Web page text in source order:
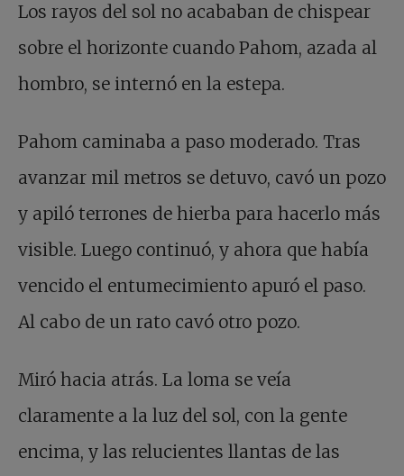
Los rayos del sol no acababan de chispear
sobre el horizonte cuando Pahom, azada al
hombro, se internó en la estepa.
Pahom caminaba a paso moderado. Tras
avanzar mil metros se detuvo, cavó un pozo
y apiló terrones de hierba para hacerlo más
visible. Luego continuó, y ahora que había
vencido el entumecimiento apuró el paso.
Al cabo de un rato cavó otro pozo.
Miró hacia atrás. La loma se veía
claramente a la luz del sol, con la gente
encima, y las relucientes llantas de las